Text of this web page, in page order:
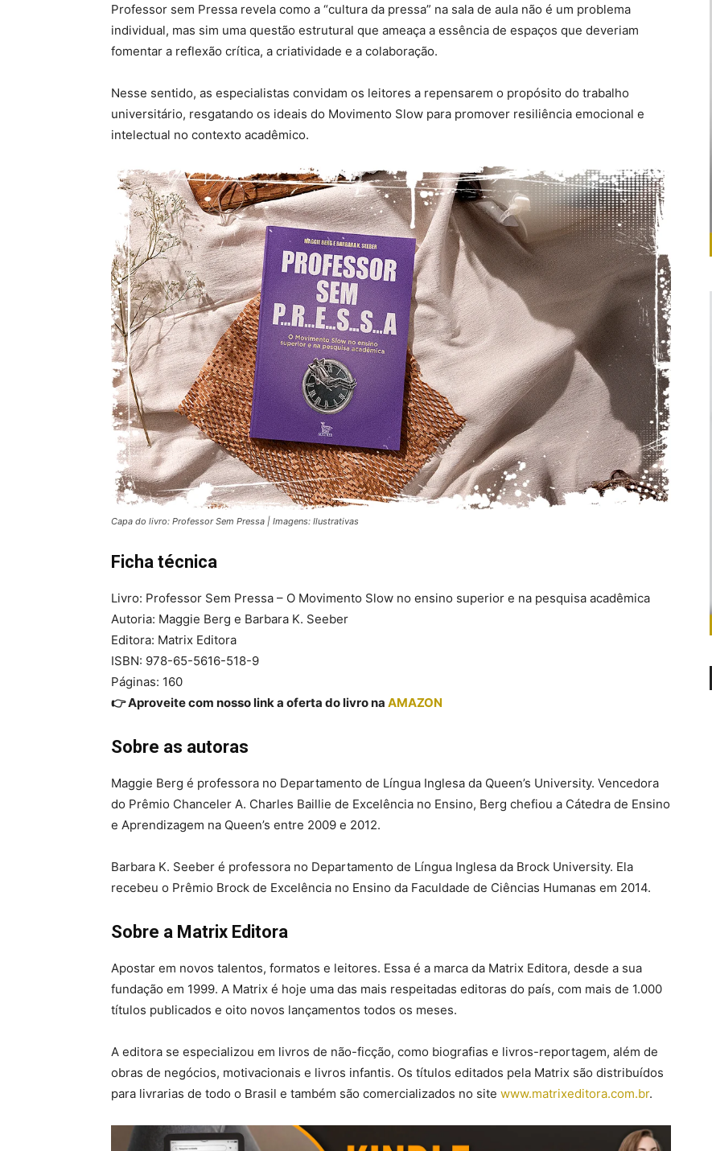
Professor sem Pressa revela como a “cultura da pressa” na sala de aula não é um problema
individual, mas sim uma questão estrutural que ameaça a essência de espaços que deveriam
fomentar a reflexão crítica, a criatividade e a colaboração.
Nesse sentido, as especialistas convidam os leitores a repensarem o propósito do trabalho
universitário, resgatando os ideais do Movimento Slow para promover resiliência emocional e
intelectual no contexto acadêmico.
Capa do livro: Professor Sem Pressa | Imagens: Ilustrativas
Ficha técnica
Livro: Professor Sem Pressa – O Movimento Slow no ensino superior e na pesquisa acadêmica
Autoria: Maggie Berg e Barbara K. Seeber
Editora: Matrix Editora
ISBN: 978-65-5616-518-9
Páginas: 160
👉 Aproveite com nosso link a oferta do livro na AMAZON
Sobre as autoras
Maggie Berg é professora no Departamento de Língua Inglesa da Queen’s University. Vencedora
do Prêmio Chanceler A. Charles Baillie de Excelência no Ensino, Berg chefiou a Cátedra de Ensino
e Aprendizagem na Queen’s entre 2009 e 2012.
Barbara K. Seeber é professora no Departamento de Língua Inglesa da Brock University. Ela
recebeu o Prêmio Brock de Excelência no Ensino da Faculdade de Ciências Humanas em 2014.
Sobre a Matrix Editora
Apostar em novos talentos, formatos e leitores. Essa é a marca da Matrix Editora, desde a sua
fundação em 1999. A Matrix é hoje uma das mais respeitadas editoras do país, com mais de 1.000
títulos publicados e oito novos lançamentos todos os meses.
A editora se especializou em livros de não-ficção, como biografias e livros-reportagem, além de
obras de negócios, motivacionais e livros infantis. Os títulos editados pela Matrix são distribuídos
para livrarias de todo o Brasil e também são comercializados no site www.matrixeditora.com.br.